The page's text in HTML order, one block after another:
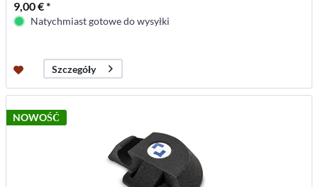
9,00 € *
Natychmiast gotowe do wysyłki
Szczegóły
NOWOŚĆ